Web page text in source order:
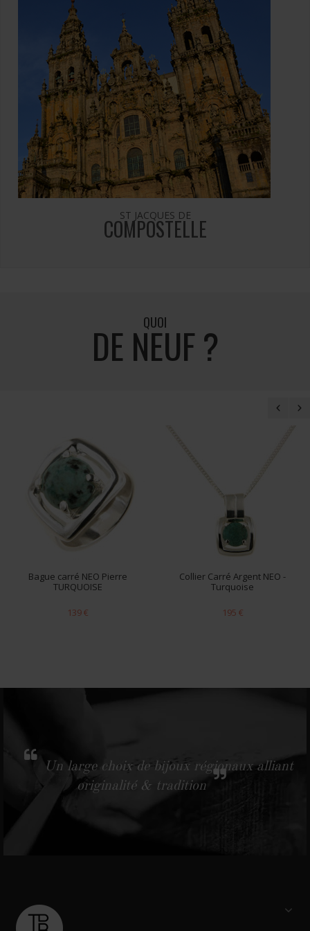
ST JACQUES DE
COMPOSTELLE
QUOI
DE NEUF ?
Bague carré NEO Pierre
TURQUOISE
139 €
Collier Carré Argent NEO -
Turquoise
195 €
Un large choix de bijoux régionaux alliant
originalité & tradition